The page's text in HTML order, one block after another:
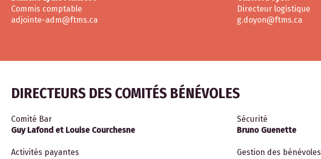
Commis comptable
adjointe-adm@ftms.ca
Directeur logistique
g.doyon@ftms.ca
DIRECTEURS DES COMITÉS BÉNÉVOLES
Comité Bar
Guy Lafond et Louise Courchesne
Sécurité
Bruno Guenette
Activités payantes
Gestion des bénévoles